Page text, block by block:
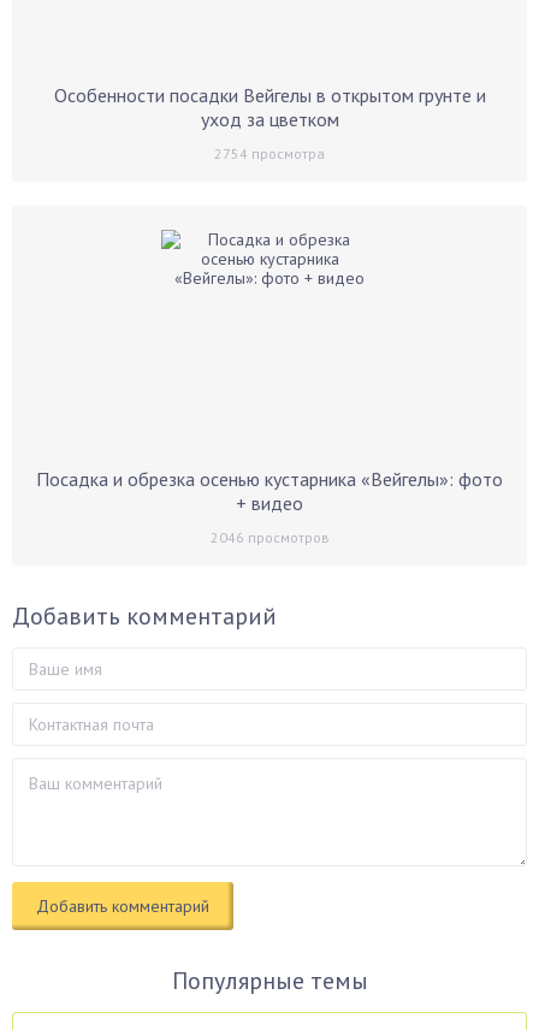
Особенности посадки Вейгелы в открытом грунте и
уход за цветком
2754 просмотра
Посадка и обрезка осенью кустарника «Вейгелы»: фото
+ видео
2046 просмотров
Добавить комментарий
Популярные темы